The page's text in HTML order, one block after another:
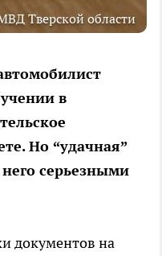
Тверской области
в
Но “удачная”
серьезными
документов на